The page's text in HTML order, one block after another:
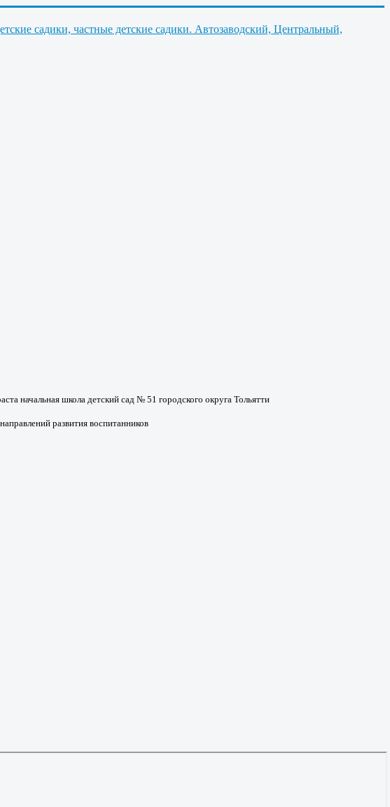
садики, частные детские садики. Автозаводский, Центральный,
начальная школа детский сад № 51 городского округа Тольятти
развития воспитанников